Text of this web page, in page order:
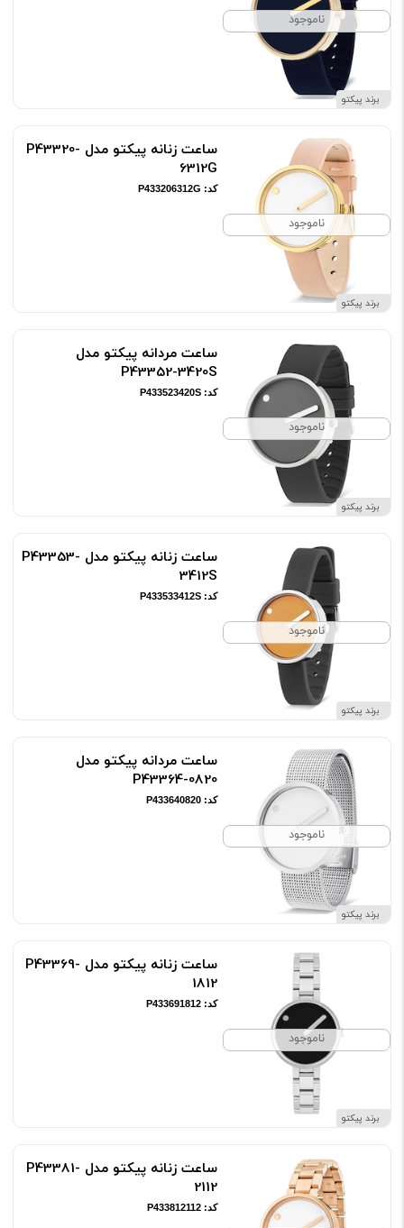
ناموجود
برند پیکتو
ناموجود
برند پیکتو
ساعت زنانه پیکتو مدل P43320-
6312G
کد: P433206312G
ناموجود
برند پیکتو
ساعت مردانه پیکتو مدل
P43352-3420S
کد: P433523420S
ناموجود
برند پیکتو
ساعت زنانه پیکتو مدل P43353-
3412S
کد: P433533412S
ناموجود
برند پیکتو
ساعت مردانه پیکتو مدل
P43364-0820
کد: P433640820
ناموجود
برند پیکتو
ساعت زنانه پیکتو مدل P43369-
1812
کد: P433691812
ساعت زنانه پیکتو مدل P43381-
2112
کد: P433812112